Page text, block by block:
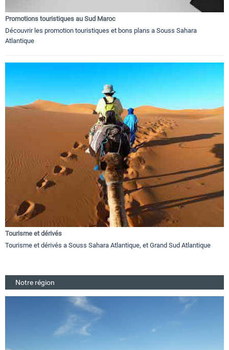
Promotions touristiques au Sud Maroc
Découvrir les promotion touristiques et bons plans a Souss Sahara
Atlantique
Tourisme et dérivés
Tourisme et dérivés a Souss Sahara Atlantique, et Grand Sud Atlantique
Notre région